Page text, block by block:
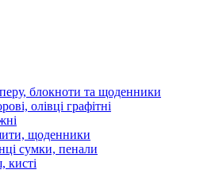
блокноти та щоденники
олівці графітні
щоденники
сумки, пенали
кисті